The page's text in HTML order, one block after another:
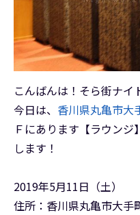
こんばんは！そら街ナ
今日は、 香川県丸亀市大
Ｆにあります【ラウン
します！
2019年5月11日（土）
住所：香川県丸亀市大